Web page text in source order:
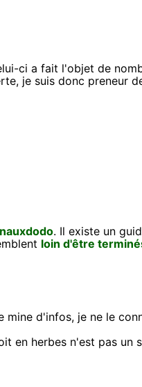
ci a fait l'objet de
je suis donc preneur
. Il existe un
loin d'être
mine d'infos, je ne le
en herbes n'est pas un